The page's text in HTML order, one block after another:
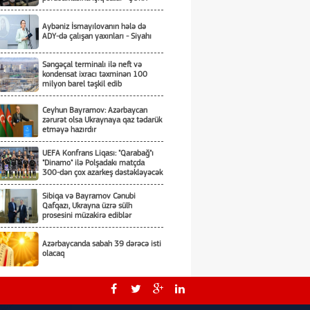
Aybəniz İsmayılovanın hələ də
ADY-də çalışan yaxınları - Siyahı
Səngəçal terminalı ilə neft və
kondensat ixracı təxminən 100
milyon barel təşkil edib
Ceyhun Bayramov: Azərbaycan
zərurət olsa Ukraynaya qaz tədarük
etməyə hazırdır
UEFA Konfrans Liqası: "Qarabağ"ı
"Dinamo" ilə Polşadakı matçda
300-dən çox azarkeş dəstəkləyəcək
Sibiqa və Bayramov Cənubi
Qafqazı, Ukrayna üzrə sülh
prosesini müzakirə ediblər
Azərbaycanda sabah 39 dərəcə isti
olacaq
ARDNF 3 illik auditor seçir